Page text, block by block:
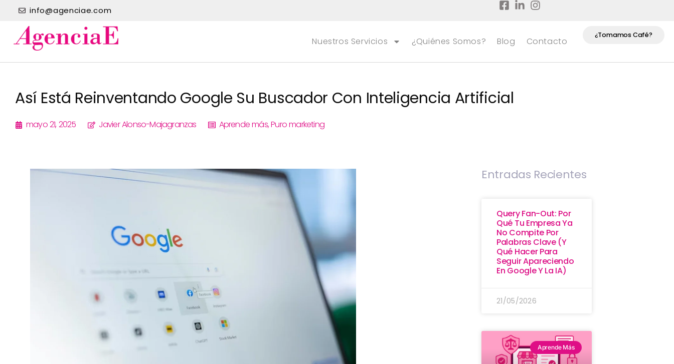
info@agenciae.com
Nuestros Servicios ¿Quiénes Somos? Blog Contacto
¿Tomamos Café?
Así Está Reinventando Google Su Buscador Con Inteligencia Artificial
mayo 21, 2025 Javier Alonso-Majagranzas Aprende más,Puro marketing
Entradas Recientes
Query Fan-Out: Por
Qué Tu Empresa Ya
No Compite Por
Palabras Clave (y
Qué Hacer Para
Seguir Apareciendo
En Google Y La IA)
21/05/2026
Aprende Más